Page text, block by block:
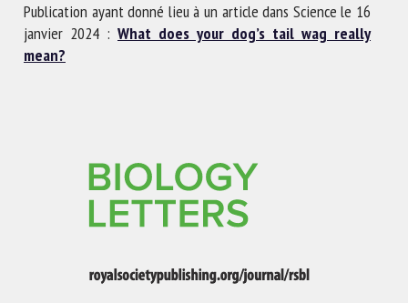
Publication ayant donné lieu à un article dans Science le 16
janvier 2024 : What does your dog’s tail wag really
mean?